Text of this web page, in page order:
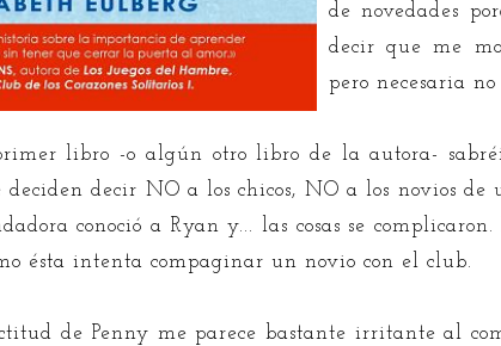
de novedades
decir que me
pero necesaria
libro -o algún otro libro de la autora-
decir NO a los chicos, NO a los novios de
conoció a Ryan y... las cosas se
ésta intenta compaginar un novio con el club.
de Penny me parece bastante irritante al